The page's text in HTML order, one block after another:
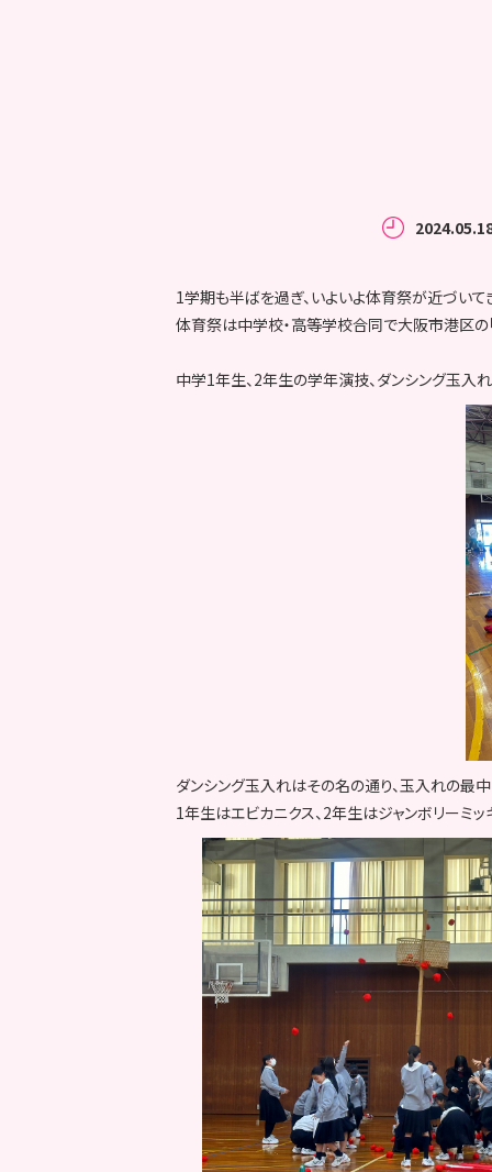
1学期も半ばを過ぎ、いよいよ体育祭が近づいて
体育祭は中学校・高等学校合同で大阪市港区の
中学1年生、2年生の学年演技、ダンシング玉入
ダンシング玉入れはその名の通り、玉入れの最
1年生はエビカニクス、2年生はジャンボリーミッ